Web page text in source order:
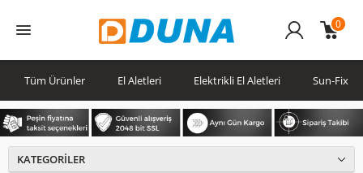
0
Tüm Ürünler El Aletleri Elektrikli El Aletleri Sun-Fix
KATEGORILER